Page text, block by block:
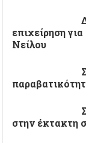
επιχείρηση
Νείλου
στην έκτακτη